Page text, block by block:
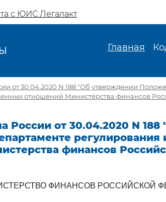
с ЮИС Легалакт
Главная
от 30.04.2020 N 188 "Об утверждении
отношений Министерства финансов
России от 30.04.2020 N
финансов
ФИНАНСОВ РОССИЙСКОЙ